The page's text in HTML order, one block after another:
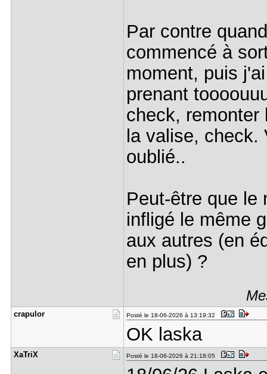
Par contre
commencé à
moment, puis
prenant
check, remonter
la valise,
oublié..
Peut-être que le
infligé le même
aux autres (en
en plus) ?
crapulor Posté le 18-06-2026 à 13:19:32
OK laska
XaTriX Posté le 18-06-2026 à 21:18:05